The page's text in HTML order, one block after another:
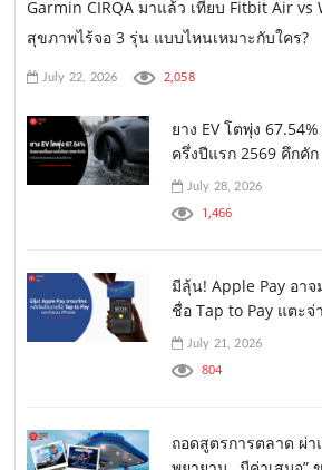
Garmin CIRQA มาแล้ว เทียบ Fitbit Air vs
สุขภาพไร้จอ 3 รุ่น แบบไหนเหมาะกับใคร?
July 22, 2026 2,058
ยาง EV โตพุ่ง
ครึ่งปีแรก 2569 คึกคั
July 28, 2026
1,466
มีลุ้น! Apple Pay อา
ชื่อ Tap to Pay แตะ
July 21, 2026
804
ถอดสูตรการตลาด ผ่